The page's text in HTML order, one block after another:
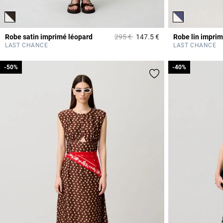
Robe satin imprimé léopard Prix réduit à partir de
295 €à147.5 €3,1 out of 5
LAST CHANCE
Robe lin
LAST CHANCE
-50%
-50% -40%
-40%